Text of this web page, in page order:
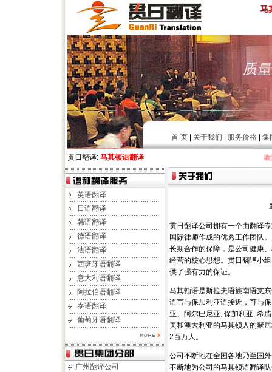
马
首 页| 关于我们 服务价格| 集
贯日翻译: 马其顿语翻译 欢迎
英语翻译
日语翻译
韩语翻译
德语翻译
法语翻译
西班牙语翻译
意大利语翻译
阿拉伯语翻译
泰语翻译
葡萄牙语翻译
广州翻译公司
贯日翻译公司拥有一个由翻译
国际律师作成的优秀工作团队
长期合作的保障，是公司健康
经营的核心思想。贯日翻译小
供了强有力的保证。
马其顿语是斯拉夫语族南语支
语言与保加利亚语接近，可与
亚、阿尔巴尼亚, 保加利亚, 希
美和澳大利亚的马其顿人的聚
2百万人。
公司不断地在全国各地乃至国
不断地为公司的马其顿语翻译